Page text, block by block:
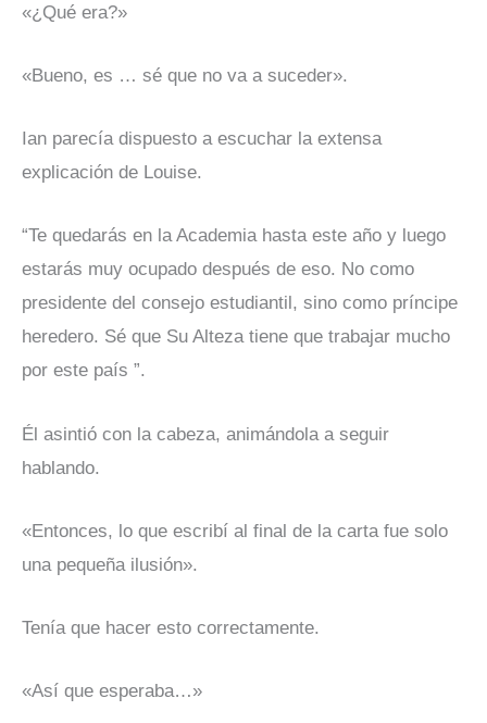
«¿Qué era?»
«Bueno, es … sé que no va a suceder».
Ian parecía dispuesto a escuchar la extensa
explicación de Louise.
“Te quedarás en la Academia hasta este año y luego
estarás muy ocupado después de eso. No como
presidente del consejo estudiantil, sino como príncipe
heredero. Sé que Su Alteza tiene que trabajar mucho
por este país ”.
Él asintió con la cabeza, animándola a seguir
hablando.
«Entonces, lo que escribí al final de la carta fue solo
una pequeña ilusión».
Tenía que hacer esto correctamente.
«Así que esperaba…»